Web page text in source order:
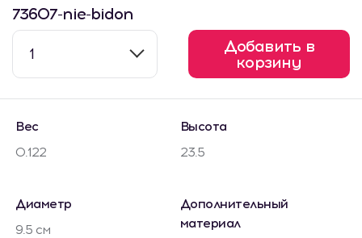
73607-nie-bidon
1
Добавить в
корзину
Вес
0.122
Высота
23.5
Диаметр
9.5 см
Дополнительный
материал